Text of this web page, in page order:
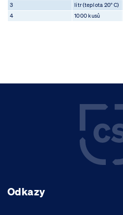
3
litr (teplota 20° C)
4
1000 kusů
Odkazy